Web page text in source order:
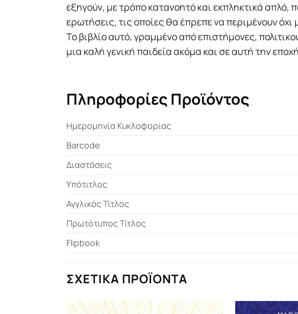
εξηγούν, με τρόπο κατανοητό και εκπληκτικά
ερωτήσεις, τις οποίες θα έπρεπε να περιμένουν
Το βιβλίο αυτό, γραμμένο από επιστήμονες,
μια καλή γενική παιδεία ακόμα και σε αυτή την
Πληροφορίες Προϊόντος
Ημερομηνία Κυκλοφορίας
Barcode
Διαστάσεις
Υπότιτλος
Αγγλικός Τίτλος
Πρωτότυπος Τίτλος
Flipbook
ΣΧΕΤΙΚΆ ΠΡΟΪΌΝΤΑ